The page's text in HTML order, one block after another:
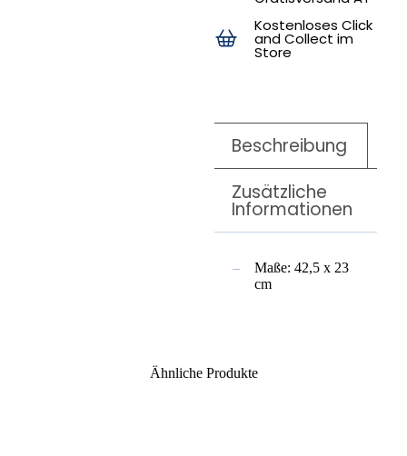
Kostenloses Click
and Collect im
Store
Beschreibung
Zusätzliche
Informationen
Maße: 42,5 x 23
cm
Ähnliche Produkte